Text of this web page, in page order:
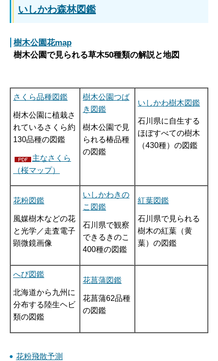
いしかわ森林図鑑
樹木公園花map
樹木公園で見られる草木50種類の解説と地図
さくら品種図鑑
樹木公園に植栽さ
れているさくら約
130品種の図鑑
主なさくら
（桜マップ）
樹木公園つば
き図鑑
樹木公園で見
られる椿品種
の図鑑
いしかわ樹木図鑑
石川県に自生する
ほぼすべての樹木
（430種）の図鑑
花粉図鑑
風媒樹木などの花
と光学／走査電子
顕微鏡画像
いしかわきの
こ図鑑
石川県で観察
できるきのこ
400種の図鑑
紅葉図鑑
石川県で見られる
樹木の紅葉（黄
葉）の図鑑
へび図鑑
北海道から九州に
分布する陸生ヘビ
類の図鑑
花菖蒲図鑑
花菖蒲62品種
の図鑑
花粉飛散予測